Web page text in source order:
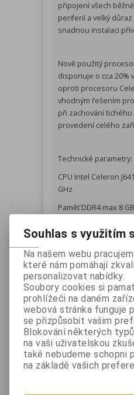
připojení všech
periferií a velký
snadnou instalaci
Nově použitý
disponuje o cca 20%
oproti procesoru
vhodným řešením
při zachování
provedení celého
Technické parametry:
CPU Intel Celeron
GHz
Paměť DDR4 max 8 GB
LCD 15,6“, 1920 x
SSD úložiště
Externí rozhraní:
4 x USB 3.0
1 x USB 2.0
2 x RS-232 (COM1,
1x LAN 10/100/1000
Souhlas s využitím
Na našem webu
které nám pomáhají
personalizovat nabídky.
Soubory cookies si
prohlížeči na daném
webová stránka funguje
se přizpůsobit vašim
Blokování některých
na vaši uživatelskou
také nebudeme schopni
na základě vašich